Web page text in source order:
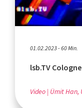
01.02.2023 - 60 Min.
lsb.TV
Video Ümit Han,